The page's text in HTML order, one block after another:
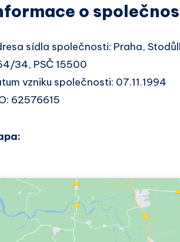
o
sídla společnosti: Praha,
34, PSČ 15500
vzniku společnosti: 07.11.1994
62576615